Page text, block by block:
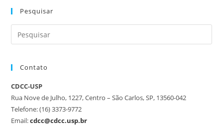
Pesquisar
Contato
CDCC-USP
Rua Nove de Julho, 1227, Centro – São Carlos, SP, 13560-042
Telefone: (16) 3373-9772
Email:cdcc@cdcc.usp.br